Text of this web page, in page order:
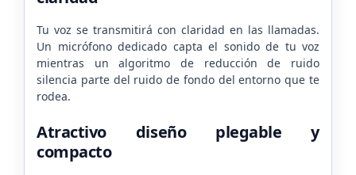
Tu voz se transmitirá con claridad en las llamadas.
Un micrófono dedicado capta el sonido de tu voz
mientras un algoritmo de reducción de ruido
silencia parte del ruido de fondo del entorno que te
rodea.
Atractivo diseño plegable y
compacto